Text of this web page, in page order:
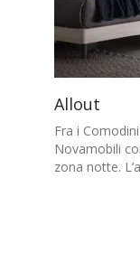
Allout
Fra i
Novamobili
zona notte.